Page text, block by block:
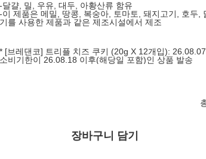
-달걀, 밀, 우유, 대두, 아황산류 함유
-이 제품은 메밀, 땅콩, 복숭아, 토마토, 돼지고기, 호두,
기를 사용한 제품과 같은 제조시설에서 제조
* [브레댄코] 트리플 치즈 쿠키 (20g X 12개입): 26.08.07
소비기한이 26.08.18 이후(해당일 포함)인 상품 발송
장바구니 담기